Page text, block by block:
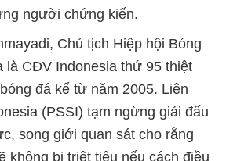
người chứng kiến.
Chủ tịch Hiệp hội Bóng
là CĐV Indonesia thứ 95 thiệt
đá kể từ năm 2005. Liên
(PSSI) tạm ngừng giải đấu
song giới quan sát cho rằng
không bị triệt tiêu nếu cách điều